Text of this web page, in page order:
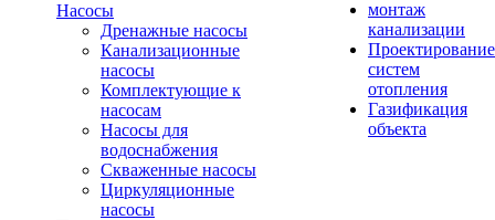
Насосы
Дренажные насосы
Канализационные
насосы
Комплектующие к
насосам
Насосы для
водоснабжения
Скваженные насосы
Циркуляционные
насосы
монтаж
канализации
Проектирование
систем
отопления
Газификация
объекта